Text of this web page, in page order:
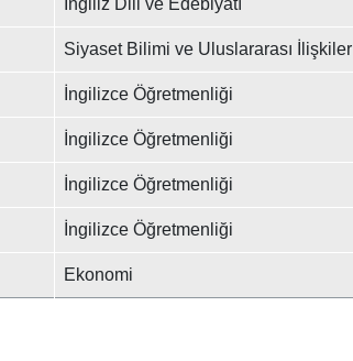
İngiliz Dili ve Edebiyatı
Siyaset Bilimi ve Uluslararası İlişkiler
İngilizce Öğretmenliği
İngilizce Öğretmenliği
İngilizce Öğretmenliği
İngilizce Öğretmenliği
Ekonomi